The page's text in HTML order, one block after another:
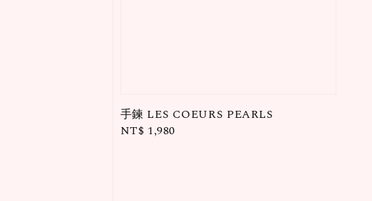
手鍊 LES COEURS PEARLS
Regular
NT$ 1,980